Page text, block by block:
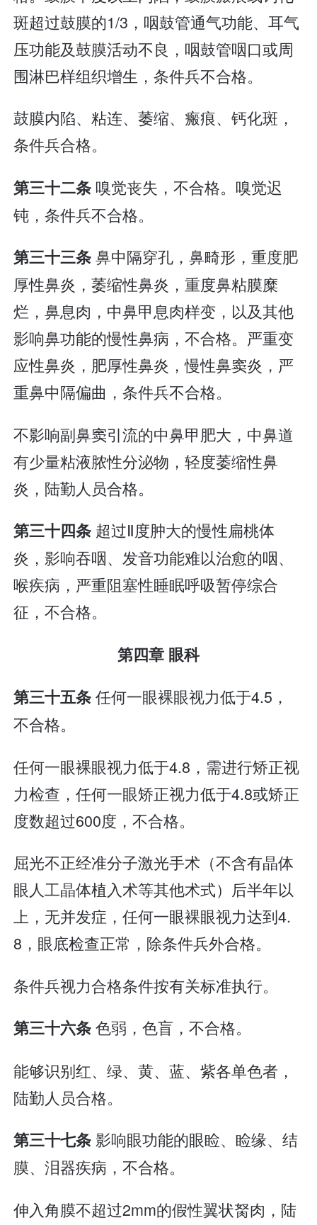
斑超过鼓膜的1/3，咽鼓管通气功能、耳气
压功能及鼓膜活动不良，咽鼓管咽口或周
围淋巴样组织增生，条件兵不合格。
鼓膜内陷、粘连、萎缩、瘢痕、钙化斑，
条件兵合格。
第三十二条 嗅觉丧失，不合格。嗅觉迟
钝，条件兵不合格。
第三十三条鼻中隔穿孔，鼻畸形，重度肥
厚性鼻炎，萎缩性鼻炎，重度鼻粘膜糜
烂，鼻息肉，中鼻甲息肉样变，以及其他
影响鼻功能的慢性鼻病，不合格。严重变
应性鼻炎，肥厚性鼻炎，慢性鼻窦炎，严
重鼻中隔偏曲，条件兵不合格。
不影响副鼻窦引流的中鼻甲肥大，中鼻道
有少量粘液脓性分泌物，轻度萎缩性鼻
炎，陆勤人员合格。
第三十四条 超过Ⅱ度肿大的慢性扁桃体
炎，影响吞咽、发音功能难以治愈的咽、
喉疾病，严重阻塞性睡眠呼吸暂停综合
征，不合格。
第四章 眼科
第三十五条任何一眼裸眼视力低于4.5，
不合格。
任何一眼裸眼视力低于4.8，需进行矫正视
力检查，任何一眼矫正视力低于4.8或矫正
度数超过600度，不合格。
屈光不正经准分子激光手术（不含有晶体
眼人工晶体植入术等其他术式）后半年以
上，无并发症，任何一眼裸眼视力达到4.
8，眼底检查正常，除条件兵外合格。
条件兵视力合格条件按有关标准执行。
第三十六条色弱，色盲，不合格。
能够识别红、绿、黄、蓝、紫各单色者，
陆勤人员合格。
第三十七条影响眼功能的眼睑、睑缘、结
膜、泪器疾病，不合格。
伸入角膜不超过2mm的假性翼状胬肉，陆